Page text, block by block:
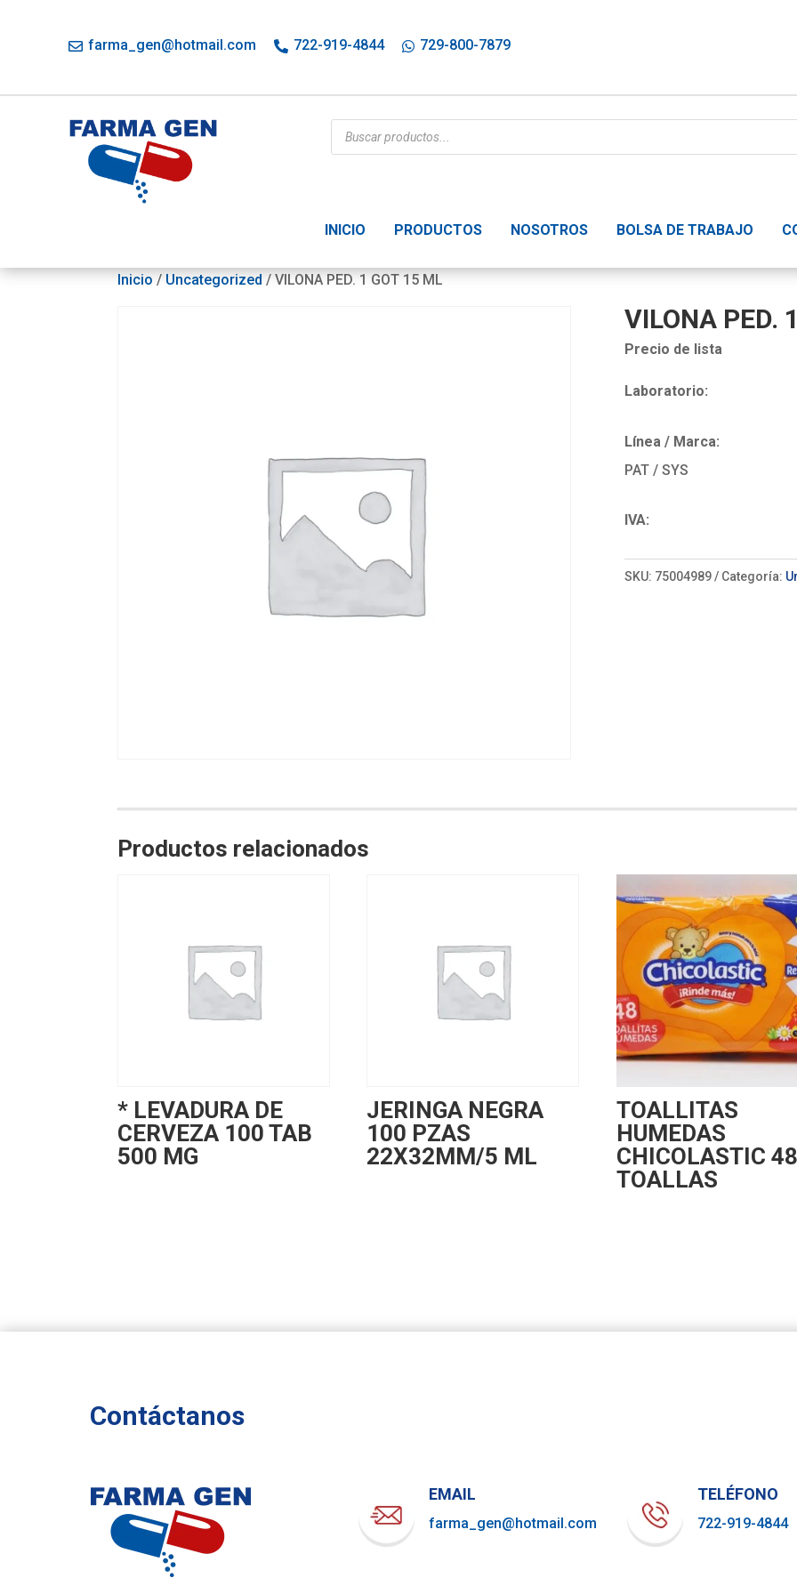
farma_gen@hotmail.com 722-919-4844 729-800-7879
Búsqueda
de
productos
INICIO PRODUCTOS NOSOTROS BOLSA DE TRABAJO
Inicio / Uncategorized / VILONA PED. 1 GOT 15 ML
VILONA PED.
Precio de lista
Laboratorio:
Línea / Marca:
PAT / SYS
IVA:
SKU: 75004989 Categoría:
Productos relacionados
* LEVADURA DE
CERVEZA 100 TAB
500 MG
JERINGA NEGRA
100 PZAS
22X32MM/5 ML
TOALLITAS
HUMEDAS
CHICOLASTIC 48
TOALLAS
Contáctanos
EMAIL
farma_gen@hotmail.com
TELÉFONO
722-919-4844